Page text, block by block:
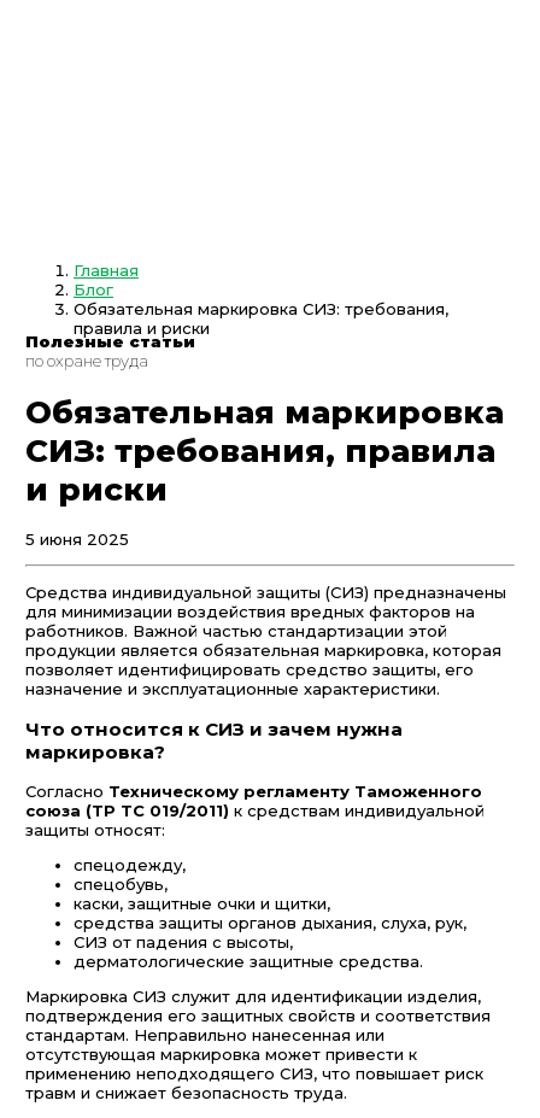
Полезныестатьи
по охранетруда
Главная
Блог
Обязательная маркировка СИЗ: требования,
правила и риски
Обязательная маркировка
СИЗ: требования, правила
и риски
5 июня 2025
Средства индивидуальной защиты (СИЗ) предназначены
для минимизации воздействия вредных факторов на
работников. Важной частью стандартизации этой
продукции является обязательная маркировка, которая
позволяет идентифицировать средство защиты, его
назначение и эксплуатационные характеристики.
Что относится к СИЗ и зачем нужна
маркировка?
Согласно Техническому регламенту Таможенного
союза (ТР ТС 019/2011) к средствам индивидуальной
защиты относят:
спецодежду,
спецобувь,
каски, защитные очки и щитки,
средства защиты органов дыхания, слуха, рук,
СИЗ от падения с высоты,
дерматологические защитные средства.
Маркировка СИЗ служит для идентификации изделия,
подтверждения его защитных свойств и соответствия
стандартам. Неправильно нанесенная или
отсутствующая маркировка может привести к
применению неподходящего СИЗ, что повышает риск
травм и снижает безопасность труда.